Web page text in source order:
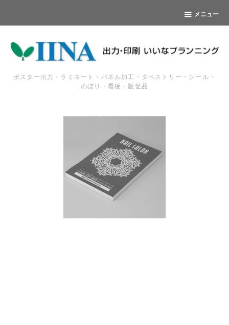
メニュー
ポスター出力・ラミネート・パネル加工・タペストリー・シール・
のぼり・看板・販促品